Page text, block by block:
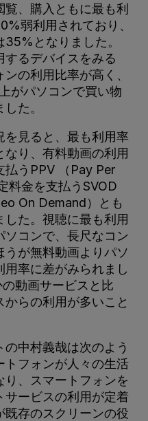
覧、購入ともに最も利
弱利用されており、
となりました。
るデバイスをみる
の利用比率が高く、
がパソコンで買い物
た。
を見ると、最も利用率
り、有料動画の利用
払うPPV （Pay Per
料金を支払うSVOD
On Demand）とも
た。視聴に最も利用
ソコンで、長尺なコン
が無料動画よりパソ
用率に差がみられまし
動画サービスと比
らの利用が多いこと
中村義哉は次のよう
トフォンが人々の生活
、スマートフォンを
サービスの利用が定着
既存のスクリーンの役